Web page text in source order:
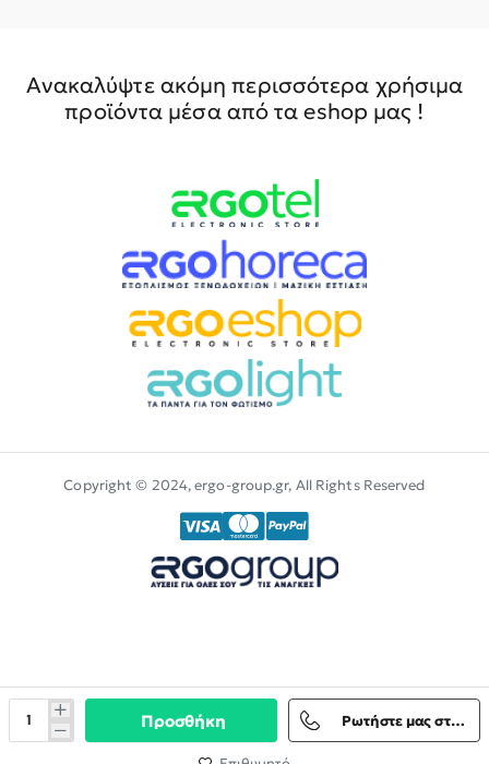
Προσθήκη Ρωτήστε μας στο Viber
Ανακαλύψτε ακόμη περισσότερα χρήσιμα
προϊόντα μέσα από τα eshop μας !
Copyright © 2024, ergo-group.gr, All Rights Reserved